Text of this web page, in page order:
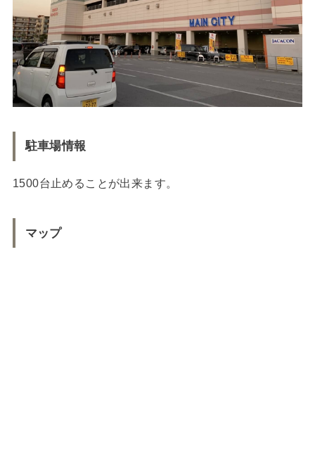
駐車場情報
1500台止めることが出来ます。
マップ